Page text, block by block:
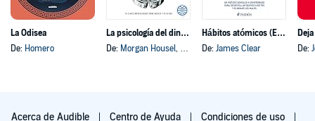
La Odisea
De: Homero
La psicología del dinero
De: Morgan Housel, y otros
Hábitos atómicos (Español neutro)
De: James Clear
De:
Acerca de Audible Centro de Ayuda Condiciones de uso